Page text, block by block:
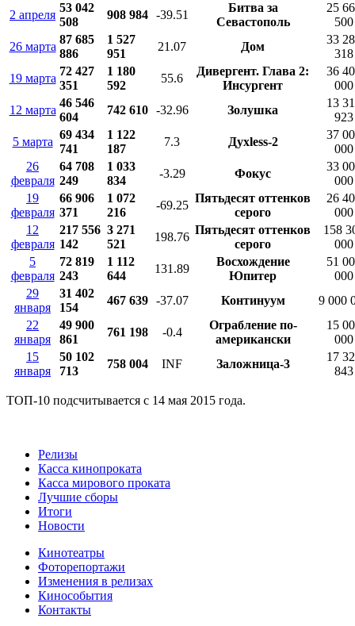
2 апреля
53 042
508
908 984 -39.51
Битва за
Севастополь
25
500
26 марта
87 685
886
1 527
951
21.07 Дом
33
318
19 марта
72 427
351
1 180
592
55.6
Дивергент. Глава 2:
Инсургент
36
000
12 марта
46 546
604
742 610 -32.96 Золушка
13
923
5 марта
69 434
741
1 122
187
7.3 Духless-2
37
000
26
февраля
64 708
249
1 033
834
-3.29 Фокус
33
000
19
февраля
66 906
371
1 072
216
-69.25
Пятьдесят оттенков
серого
26
000
12
февраля
217 556
142
3 271
521
198.76
Пятьдесят оттенков
серого
158
000
5
февраля
72 819
243
1 112
644
131.89
Восхождение
Юпитер
51
000
29
января
31 402
154
467 639 -37.07 Континуум
9 000
22
января
49 900
861
761 198 -0.4
Ограбление по-
американски
15
000
15
января
50 102
713
758 004 INF Заложница-3
17
843
ТОП-10 подсчитывается с 14 мая 2015 года.
Релизы
Касса кинопроката
Касса мирового проката
Лучшие сборы
Итоги
Новости
Кинотеатры
Фоторепортажи
Изменения в релизах
Кинособытия
Контакты